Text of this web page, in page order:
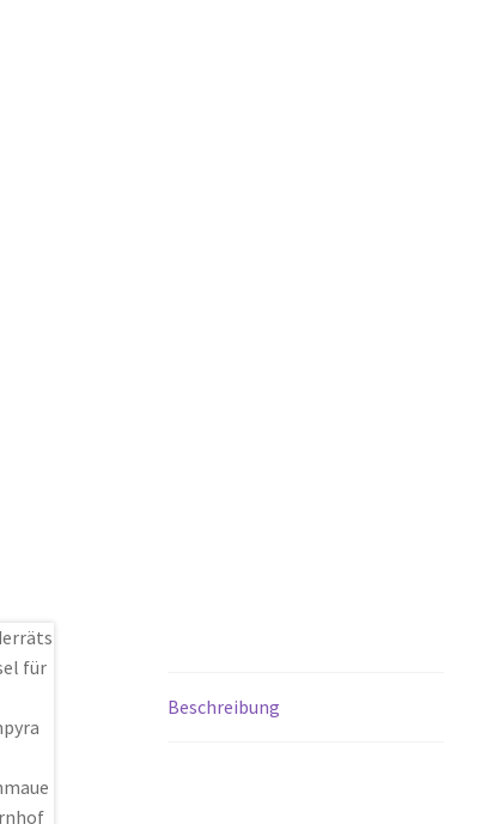
Beschreibung